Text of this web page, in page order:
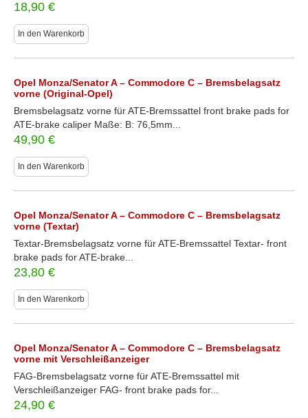
18,90 €
In den Warenkorb
Opel Monza/Senator A – Commodore C – Bremsbelagsatz
vorne (Original-Opel)
Bremsbelagsatz vorne für ATE-Bremssattel front brake pads for
ATE-brake caliper Maße: B: 76,5mm...
49,90 €
In den Warenkorb
Opel Monza/Senator A – Commodore C – Bremsbelagsatz
vorne (Textar)
Textar-Bremsbelagsatz vorne für ATE-Bremssattel Textar- front
brake pads for ATE-brake...
23,80 €
In den Warenkorb
Opel Monza/Senator A – Commodore C – Bremsbelagsatz
vorne mit Verschleißanzeiger
FAG-Bremsbelagsatz vorne für ATE-Bremssattel mit
Verschleißanzeiger FAG- front brake pads for...
24,90 €